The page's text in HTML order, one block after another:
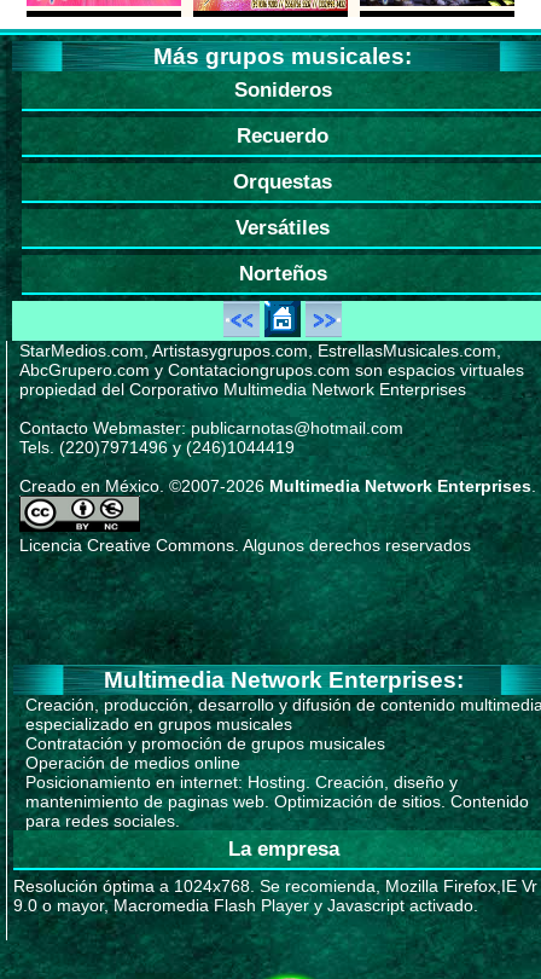
Más grupos musicales:
Sonideros
Recuerdo
Orquestas
Versátiles
Norteños
StarMedios.com, Artistasygrupos.com, EstrellasMusicales.com,
AbcGrupero.com y Contataciongrupos.com son espacios virtuales
propiedad del Corporativo Multimedia Network Enterprises
Contacto Webmaster: publicarnotas@hotmail.com
Tels. (220)7971496 y (246)1044419
Creado en México. ©2007-2026Multimedia Network Enterprises
Licencia Creative Commons. Algunos derechos reservados
Multimedia Network Enterprises:
Creación, producción, desarrollo y difusión de contenido
especializado en grupos musicales
Contratación y promoción de grupos musicales
Operación de medios online
Posicionamiento en internet: Hosting. Creación, diseño y
mantenimiento de paginas web. Optimización de sitios. Contenido
para redes sociales.
La empresa
Resolución óptima a 1024x768. Se recomienda, Mozilla Firefox,IE Vr
9.0 o mayor, Macromedia Flash Player y Javascript activado.